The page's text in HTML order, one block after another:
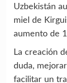
Uzbekistán
miel de
aumento de
La creación
duda,
facilitar un